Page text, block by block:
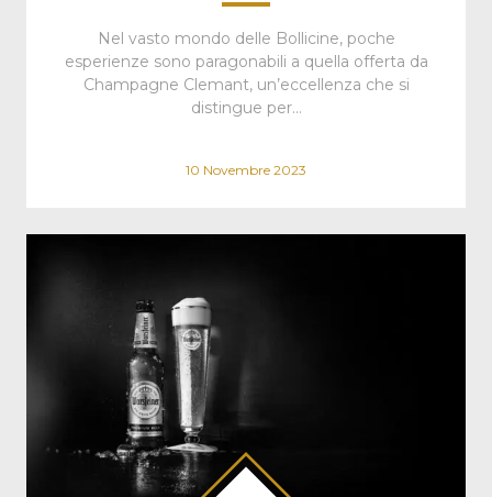
Nel vasto mondo delle Bollicine, poche
esperienze sono paragonabili a quella offerta da
Champagne Clemant, un’eccellenza che si
distingue per…
10 Novembre 2023